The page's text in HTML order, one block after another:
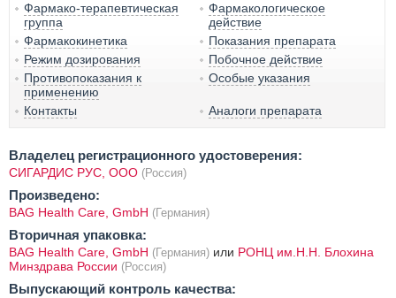
Фармако-терапевтическая
группа
Фармакологическое
действие
Фармакокинетика
Показания препарата
Режим дозирования
Побочное действие
Противопоказания к
применению
Особые указания
Контакты Аналоги препарата
Владелец регистрационного удостоверения:
СИГАРДИС РУС, ООО (Россия)
Произведено:
BAG Health Care, GmbH (Германия)
Вторичная упаковка:
BAG Health Care, GmbH (Германия) или РОНЦ им.Н.Н. Блохина
Минздрава России (Россия)
Выпускающий контроль качества: